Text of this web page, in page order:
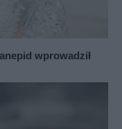
wprowadził